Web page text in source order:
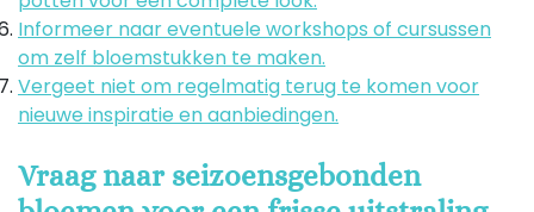
Informeer naar eventuele workshops of cursussen
om zelf bloemstukken te maken.
Vergeet niet om regelmatig terug te komen voor
nieuwe inspiratie en aanbiedingen.
Vraag naar seizoensgebonden